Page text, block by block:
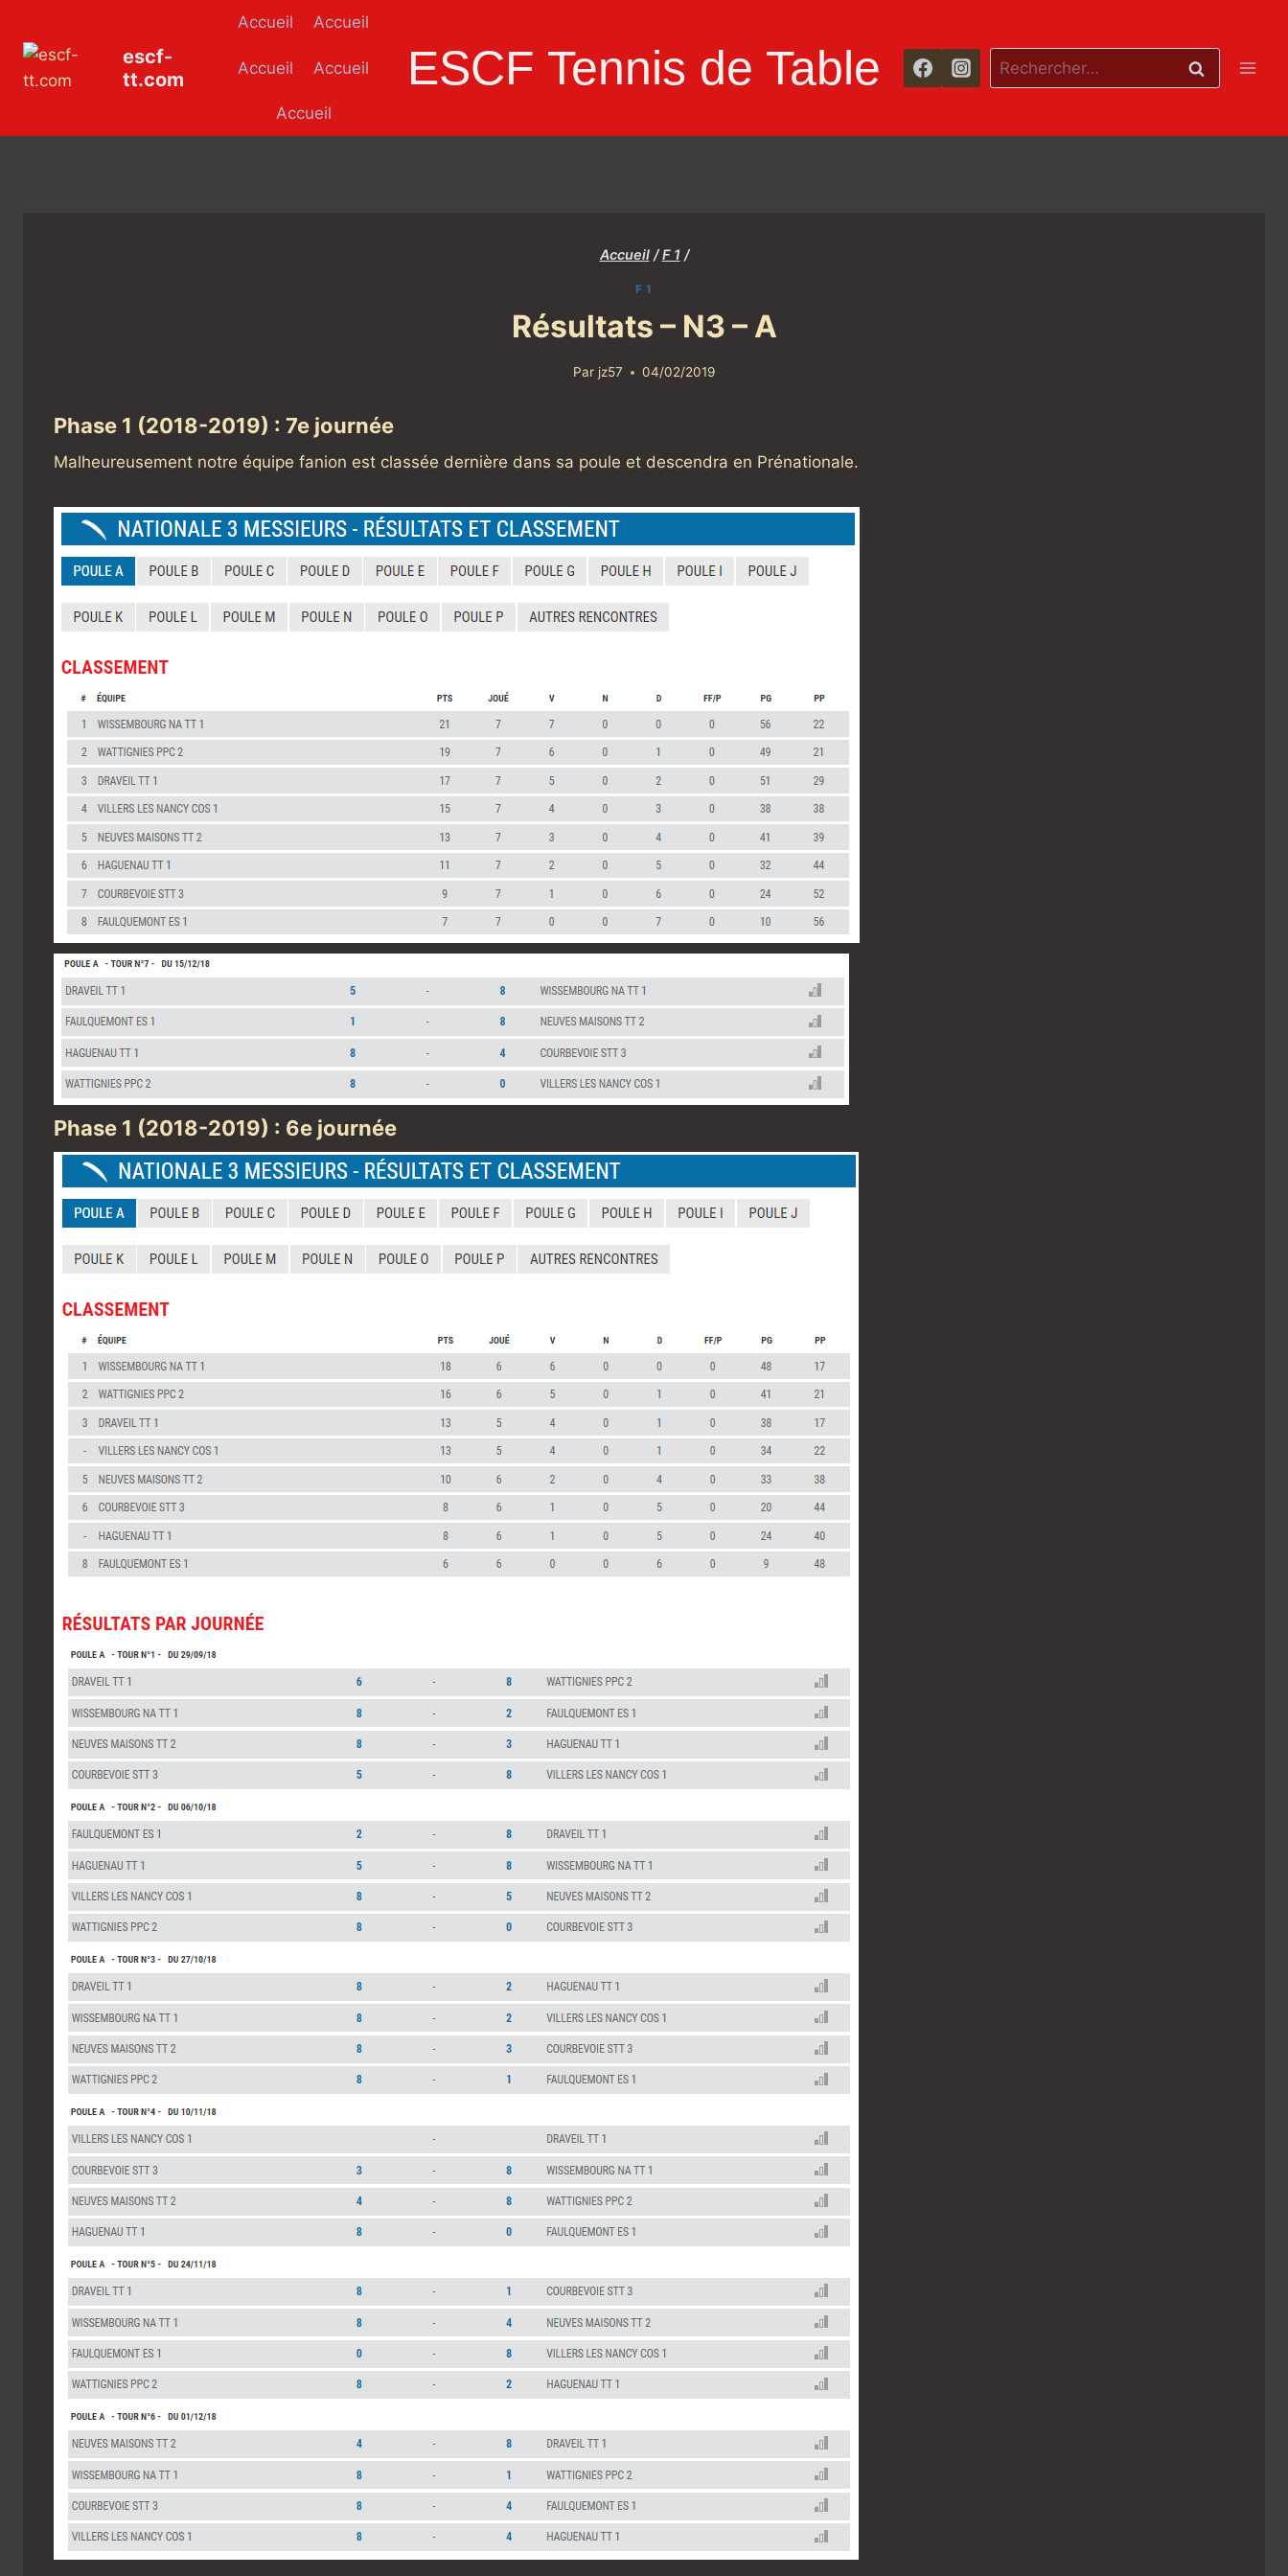
contenu
escf-
tt.com
Accueil Accueil
Accueil Accueil
Accueil
ESCF Tennis de Table Rechercher :
Accueil / F 1 /
F 1
Résultats – N3 – A
Par jz57 04/02/2019
Phase 1 (2018-2019) : 7e journée
Malheureusement notre équipe fanion est classée dernière dans sa poule et descendra en Prénationale.
Phase 1 (2018-2019) : 6e journée